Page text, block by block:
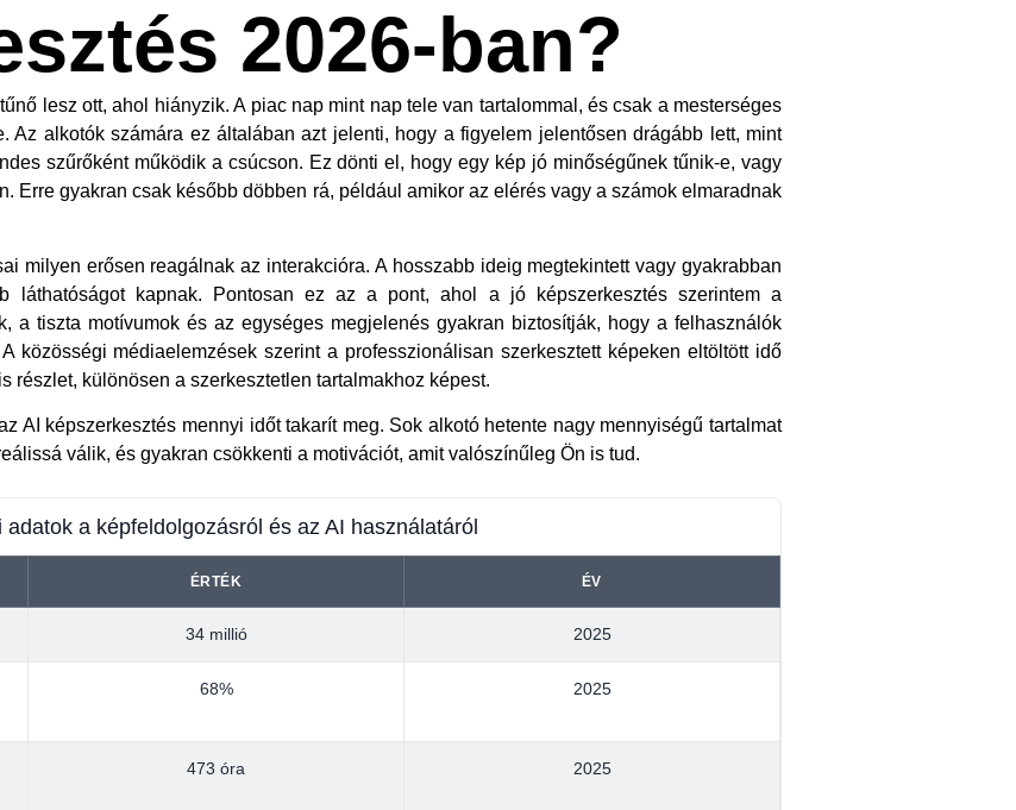
2026-ban?
lesz ott, ahol hiányzik. A piac nap mint nap tele van tartalommal, és csak a mesterséges
Az alkotók számára ez általában azt jelenti, hogy a figyelem jelentősen drágább lett, mint
szűrőként működik a csúcson. Ez dönti el, hogy egy kép jó minőségűnek tűnik-e, vagy
Erre gyakran csak később döbben rá, például amikor az elérés vagy a számok elmaradnak
milyen erősen reagálnak az interakcióra. A hosszabb ideig megtekintett vagy gyakrabban
láthatóságot kapnak. Pontosan ez az a pont, ahol a jó képszerkesztés szerintem a
a tiszta motívumok és az egységes megjelenés gyakran biztosítják, hogy a felhasználók
közösségi médiaelemzések szerint a professzionálisan szerkesztett képeken eltöltött idő
részlet, különösen a szerkesztetlen tartalmakhoz képest.
AI képszerkesztés mennyi időt takarít meg. Sok alkotó hetente nagy mennyiségű tartalmat
válik, és gyakran csökkenti a motivációt, amit valószínűleg Ön is tud.
adatok a képfeldolgozásról és az AI használatáról
ÉRTÉK ÉV
34 millió 2025
68% 2025
473 óra 2025